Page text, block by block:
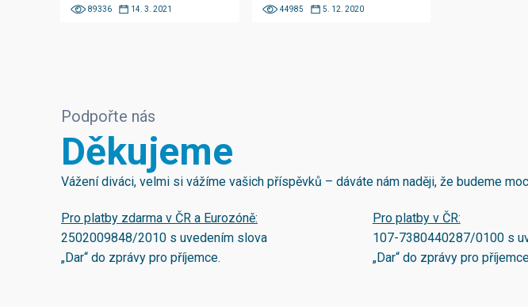
89336 14. 3. 2021 44985 5. 12. 2020
Podpořte nás
Děkujeme
Vážení diváci, velmi si vážíme vašich příspěvků – dáváte nám naději, že budeme
Pro platby zdarma v ČR a Eurozóně:
2502009848/2010 s uvedením slova
„Dar“ do zprávy pro příjemce.
Pro platby v ČR:
107-7380440287/0100s
„Dar“ do zprávy pro